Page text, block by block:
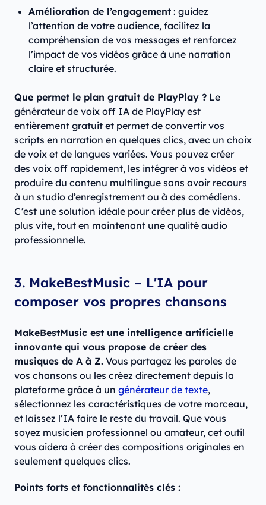
Amélioration de l’engagement : guidez
l’attention de votre audience, facilitez la
compréhension de vos messages et renforcez
l’impact de vos vidéos grâce à une narration
claire et structurée.
Que permet le plan gratuit de PlayPlay ? Le
générateur de voix off IA de PlayPlay est
entièrement gratuit et permet de convertir vos
scripts en narration en quelques clics, avec un choix
de voix et de langues variées. Vous pouvez créer
des voix off rapidement, les intégrer à vos vidéos et
produire du contenu multilingue sans avoir recours
à un studio d’enregistrement ou à des comédiens.
C’est une solution idéale pour créer plus de vidéos,
plus vite, tout en maintenant une qualité audio
professionnelle.
3. ​MakeBestMusic – L'IA pour
composer vos propres chansons​
MakeBestMusic est une intelligence artificielle
innovante qui vous propose de créer des
musiques de A à Z. Vous partagez les paroles de
vos chansons ou les créez directement depuis la
plateforme grâce à un générateur de texte,
sélectionnez les caractéristiques de votre morceau,
et laissez l’IA faire le reste du travail. Que vous
soyez musicien professionnel ou amateur, cet outil
vous aidera à créer des compositions originales en
seulement quelques clics.​
Points forts et fonctionnalités clés :